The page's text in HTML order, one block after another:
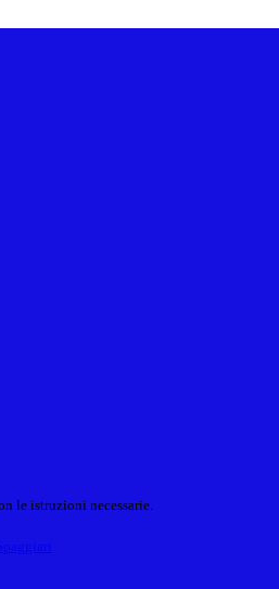
le istruzioni necessarie.